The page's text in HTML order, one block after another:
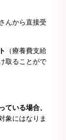
んから直接受
（療養費支給
取ることがで
ている場合、
象にはなりま